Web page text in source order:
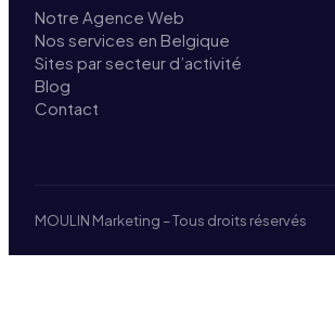
Notre Agence Web
Nos services en Belgique
Sites par secteur d’activité
Blog
Contact
MOULIN Marketing – Tous droits réservés